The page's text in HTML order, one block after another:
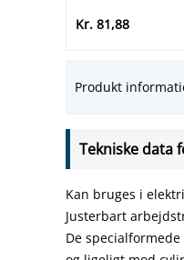
Kr. 81,88
Produkt
Tekniske data
Kan bruges i
Justerbart
De